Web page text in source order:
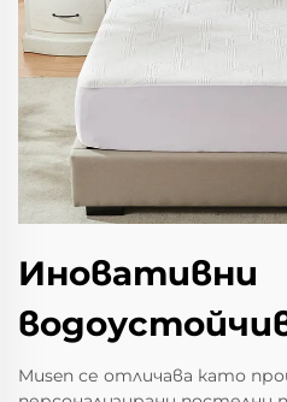
Иновативни
Musen се отличава като